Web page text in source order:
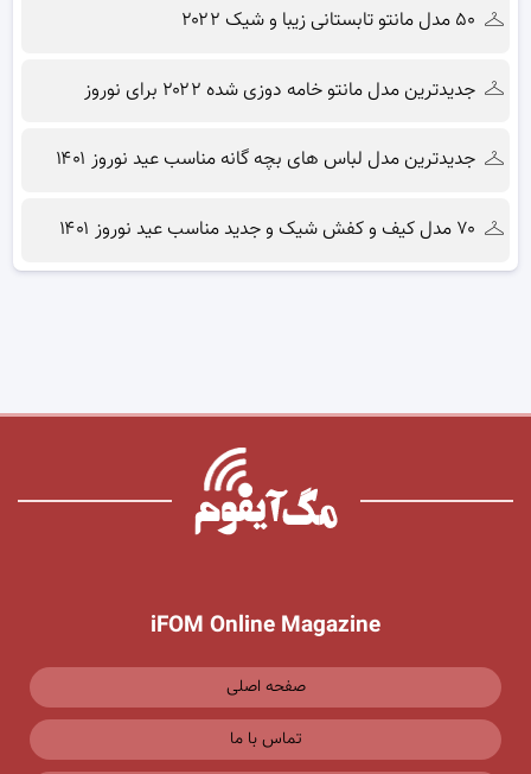
۵۰ مدل مانتو تابستانی زیبا و شیک ۲۰۲۲
جدیدترین مدل مانتو خامه دوزی شده ۲۰۲۲ برای نوروز
جدیدترین مدل لباس های بچه گانه مناسب عید نوروز ۱۴۰۱
۷۰ مدل کیف و کفش شیک و جدید مناسب عید نوروز ۱۴۰۱
iFOM Online Magazine
صفحه اصلی
تماس با ما